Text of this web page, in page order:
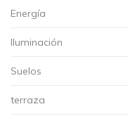
Energía
Iluminación
Suelos
terraza